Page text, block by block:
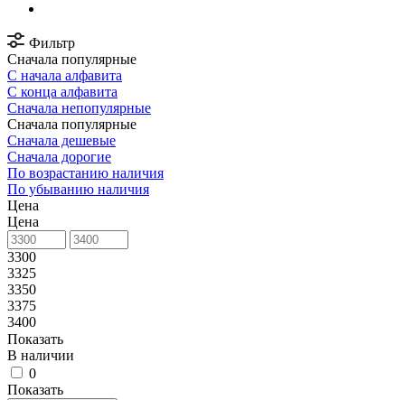
Фильтр
Сначала популярные
С начала алфавита
С конца алфавита
Сначала непопулярные
Сначала популярные
Сначала дешевые
Сначала дорогие
По возрастанию наличия
По убыванию наличия
Цена
Цена
3300
3325
3350
3375
3400
Показать
В наличии
0
Показать